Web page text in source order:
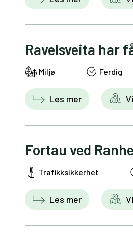
Ravelsveita har
Miljø Ferdig
Les mer
Fortau ved
Trafikksikkerhet
Les mer